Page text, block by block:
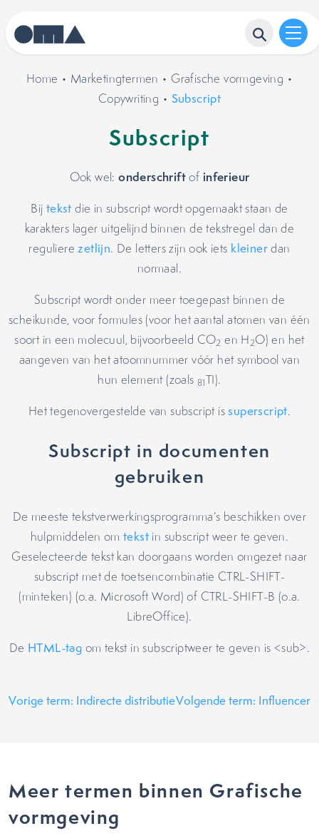
Home • Marketingtermen • Grafische vormgeving •
Copywriting • Subscript
Subscript
Ook wel:onderschriftof inferieur
Bij tekst die in subscript wordt opgemaakt staan de
karakters lager uitgelijnd binnen de tekstregel dan de
regulierezetlijn. De letters zijn ook iets kleinerdan
normaal.
Subscript wordt onder meer toegepast binnen de
scheikunde, voor formules (voor het aantal atomen van één
soort in een molecuul, bijvoorbeeld CO2 en H2O) en het
aangeven van het atoomnummer vóór het symbool van
hun element (zoals 81TI).
Het tegenovergestelde van subscript issuperscript.
Subscript in documenten
gebruiken
De meeste tekstverwerkingsprogramma’s beschikken over
hulpmiddelen omtekst in subscript weer te geven.
Geselecteerde tekst kan doorgaans worden omgezet naar
subscript met de toetsencombinatie CTRL-SHIFT-
(minteken) (o.a. Microsoft Word) of CTRL-SHIFT-B (o.a.
LibreOffice).
De HTML-tag om tekst in subscriptweer te geven is <sub>.
Vorige term: Indirecte distributieVolgende term: Influencer
Meer termen binnen Grafische
vormgeving